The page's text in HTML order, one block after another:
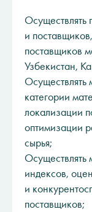
Осуществлять
и
поставщиков
Узбекистан,
Осуществлять
категории
локализации
оптимизации
сырья;
Осуществлять
индексов,
и
поставщиков;